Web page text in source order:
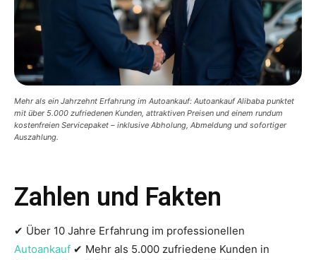
Mehr als ein Jahrzehnt Erfahrung im Autoankauf: Autoankauf Alibaba punktet
mit über 5.000 zufriedenen Kunden, attraktiven Preisen und einem rundum
kostenfreien Servicepaket – inklusive Abholung, Abmeldung und sofortiger
Auszahlung.
Zahlen und Fakten
✔ Über 10 Jahre Erfahrung im professionellen
Autoankauf ✔ Mehr als 5.000 zufriedene Kunden in